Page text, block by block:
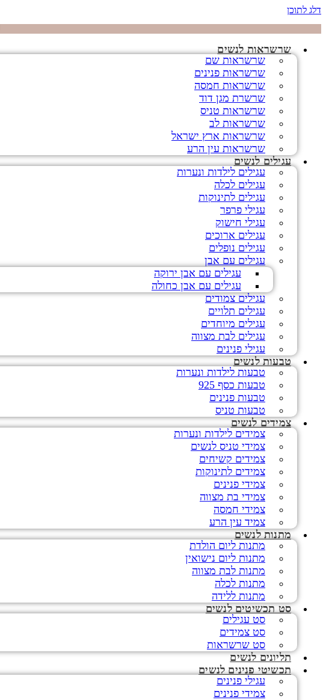
דלג לתוכן
שרשראות לנשים
שרשראות שם
שרשראות פנינים
שרשראות חמסה
שרשרת מגן דוד
שרשראות טניס
שרשראות לב
שרשראות ארץ ישראל
שרשראות עין הרע
עגילים לנשים
עגילים לילדות ונערות
עגילים לכלה
עגילים לתינוקות
עגילי פרפר
עגילי חישוק
עגילים ארוכים
עגילים נופלים
עגילים עם אבן
עגילים עם אבן ירוקה
עגילים עם אבן כחולה
עגילים צמודים
עגילים תלויים
עגילים מיוחדים
עגילים לבת מצווה
עגילי פנינים
טבעות לנשים
טבעות לילדות ונערות
טבעות כסף 925
טבעות פנינים
טבעות טניס
צמידים לנשים
צמידים לילדות ונערות
צמידי טניס לנשים
צמידים קשיחים
צמידים לתינוקות
צמידי פנינים
צמידי בת מצווה
צמידי חמסה
צמיד עין הרע
מתנות לנשים
מתנות ליום הולדת
מתנות ליום נישואין
מתנות לבת מצווה
מתנות לכלה
מתנות ללידה
סט תכשיטים לנשים
סט עגילים
סט צמידים
סט שרשראות
תליונים לנשים
תכשיטי פנינים לנשים
עגילי פנינים
צמידי פנינים